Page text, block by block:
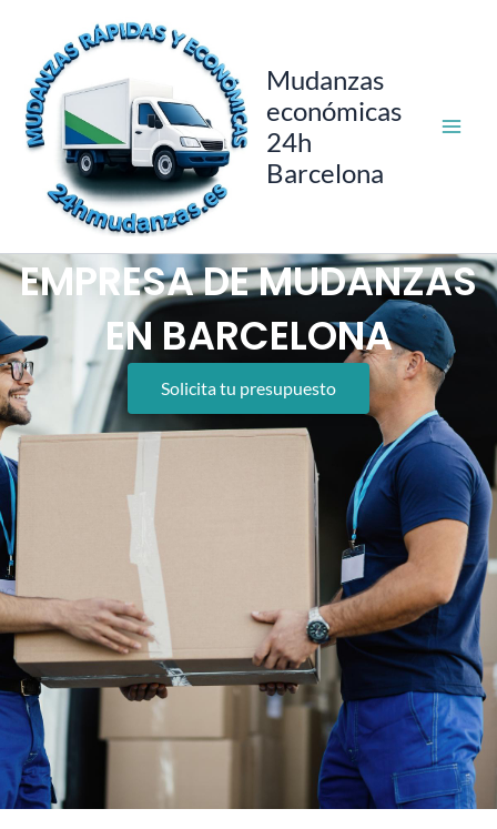
contenido
Mudanzas
económicas
24h
Barcelona
EMPRESA DE MUDANZAS
EN BARCELONA
Solicita tu presupuesto